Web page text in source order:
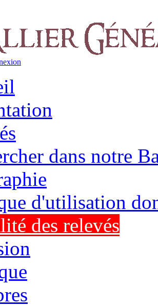
dans notre
d'utilisation
des relevés